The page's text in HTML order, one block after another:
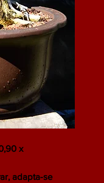
x
adapta-se